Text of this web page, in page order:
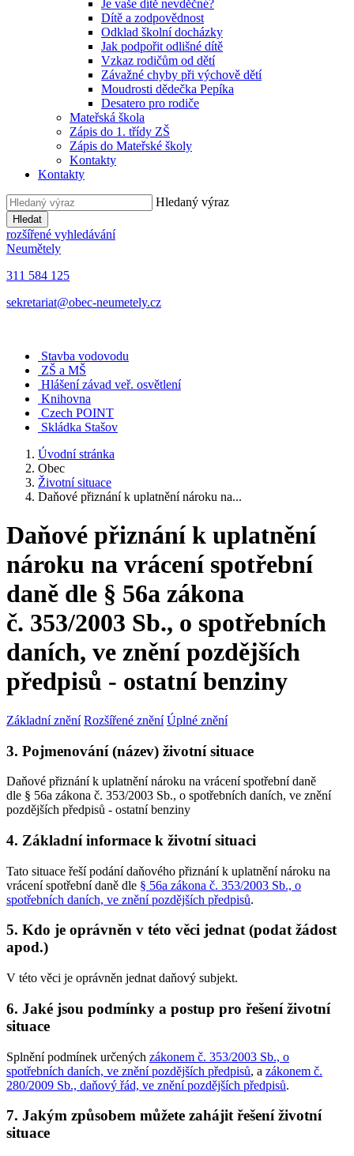
Je vaše dítě nevděčné?
Dítě a zodpovědnost
Odklad školní docházky
Jak podpořit odlišné dítě
Vzkaz rodičům od dětí
Závažné chyby při výchově dětí
Moudrosti dědečka Pepíka
Desatero pro rodiče
Mateřská škola
Zápis do 1. třídy ZŠ
Zápis do Mateřské školy
Kontakty
Kontakty
Hledaný výraz
Hledat
rozšířené vyhledávání
Neumětely
311 584 125
sekretariat@obec-neumetely.cz
Stavba vodovodu
ZŠ a MŠ
Hlášení závad veř. osvětlení
Knihovna
Czech POINT
Skládka Stašov
Úvodní stránka
Obec
Životní situace
Daňové přiznání k uplatnění nároku na...
Daňové přiznání k uplatnění
nároku na vrácení spotřební
daně dle § 56a zákona
č. 353/2003 Sb., o spotřebních
daních, ve znění pozdějších
předpisů - ostatní benziny
Základní znění Rozšířené znění Úplné znění
3. Pojmenování (název) životní situace
Daňové přiznání k uplatnění nároku na vrácení spotřební daně
dle § 56a zákona č. 353/2003 Sb., o spotřebních daních, ve znění
pozdějších předpisů - ostatní benziny
4. Základní informace k životní situaci
Tato situace řeší podání daňového přiznání k uplatnění nároku na
vrácení spotřební daně dle § 56a zákona č. 353/2003 Sb., o
spotřebních daních, ve znění pozdějších předpisů.
5. Kdo je oprávněn v této věci jednat (podat žádost
apod.)
V této věci je oprávněn jednat daňový subjekt.
6. Jaké jsou podmínky a postup pro řešení životní
situace
Splnění podmínek určených zákonem č. 353/2003 Sb., o
spotřebních daních, ve znění pozdějších předpisů, a zákonem č.
280/2009 Sb., daňový řád, ve znění pozdějších předpisů.
7. Jakým způsobem můžete zahájit řešení životní
situace